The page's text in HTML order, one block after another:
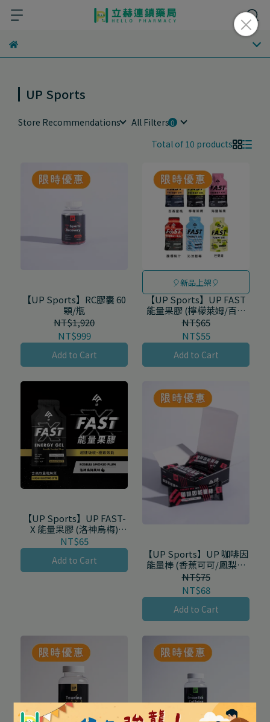
UP Sports
Store Recommendations
All Filters
Total of 10 products
【UP Sports】RC膠囊 60
顆/瓶
NT$999
NT$1,920
Add to Cart
🎈新品上架🎈
【UP Sports】UP FAST
能量果膠 (檸檬萊姆/百香
蜜桃/海鹽莓果/酸櫻桃汁/
沁涼藍莓/芒果青) 45g/包
NT$55
NT$65
Add to Cart
【UP Sports】UP FAST-
X 能量果膠 (洛神烏梅)
45g/包
NT$65
Add to Cart
【UP Sports】UP 咖啡因
能量棒 (香蕉可可/鳳梨可
可/芒果可可)26g/包 28g/
包
NT$68
NT$75
Add to Cart